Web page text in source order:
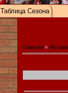
Таблица Сезона
Главная »